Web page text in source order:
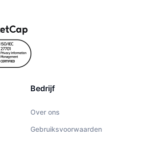
Bedrijf
Over ons
Gebruiksvoorwaarden